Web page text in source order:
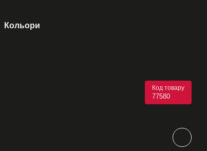
Кольори
Код товару
77580